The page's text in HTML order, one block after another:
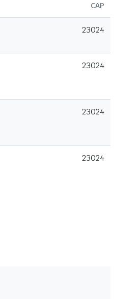
CAP
23024
23024
23024
23024